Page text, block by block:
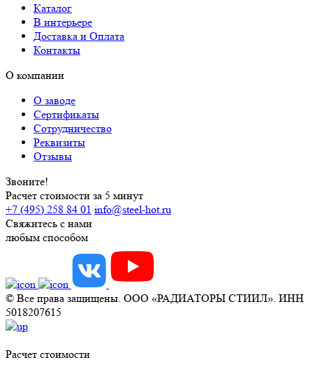
Каталог
В интерьере
Доставка и Оплата
Контакты
О компании
О заводе
Сертификаты
Сотрудничество
Реквизиты
Отзывы
Звоните!
Расчет стоимости за 5 минут
+7 (495) 258 84 01 info@steel-hot.ru
Свяжитесь с нами
любым способом
© Все права защищены. ООО «РАДИАТОРЫ СТИИЛ». ИНН
5018207615
Расчет стоимости